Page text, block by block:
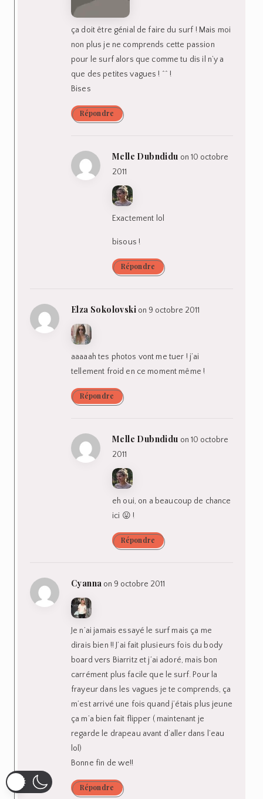
ça doit être génial de faire du surf ! Mais moi
non plus je ne comprends cette passion
pour le surf alors que comme tu dis il n’y a
que des petites vagues ! ^^ !
Bises
Répondre
Melle Dubndidu on 10 octobre
2011
Exactement lol
bisous !
Répondre
Elza Sokolovski on 9 octobre 2011
aaaaah tes photos vont me tuer ! j’ai
tellement froid en ce moment même !
Répondre
Melle Dubndidu on 10 octobre
2011
eh oui, on a beaucoup de chance
ici 😛 !
Répondre
Cyanna on 9 octobre 2011
Je n’ai jamais essayé le surf mais ça me
dirais bien !! J’ai fait plusieurs fois du body
board vers Biarritz et j’ai adoré, mais bon
carrément plus facile que le surf. Pour la
frayeur dans les vagues je te comprends, ça
m’est arrivé une fois quand j’étais plus jeune
ça m’a bien fait flipper ( maintenant je
regarde le drapeau avant d’aller dans l’eau
lol)
Bonne fin de we!!
Répondre